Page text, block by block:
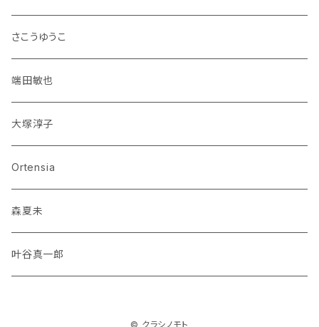
さこうゆうこ
端田敏也
大塚淳子
Ortensia
森夏未
叶谷真一郎
© クラシノモト